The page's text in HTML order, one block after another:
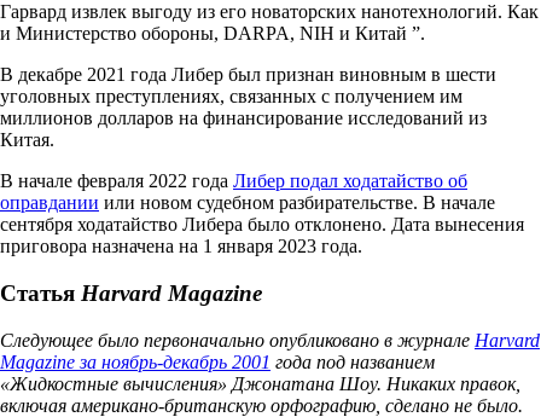
Гарвард извлек выгоду из его новаторских нанотехнологий. Как
и Министерство обороны, DARPA, NIH и Китай ”.
В декабре 2021 года Либер был признан виновным в шести
уголовных преступлениях, связанных с получением им
миллионов долларов на финансирование исследований из
Китая.
В начале февраля 2022 года Либер подал ходатайство об
оправдании или новом судебном разбирательстве. В начале
сентября ходатайство Либера было отклонено. Дата вынесения
приговора назначена на 1 января 2023 года.
Статья Harvard Magazine
Следующее было первоначально опубликовано в журнале Harvard
Magazine за ноябрь-декабрь 2001 года под названием
«Жидкостные вычисления» Джонатана Шоу. Никаких правок,
включая американо-британскую орфографию, сделано не было.